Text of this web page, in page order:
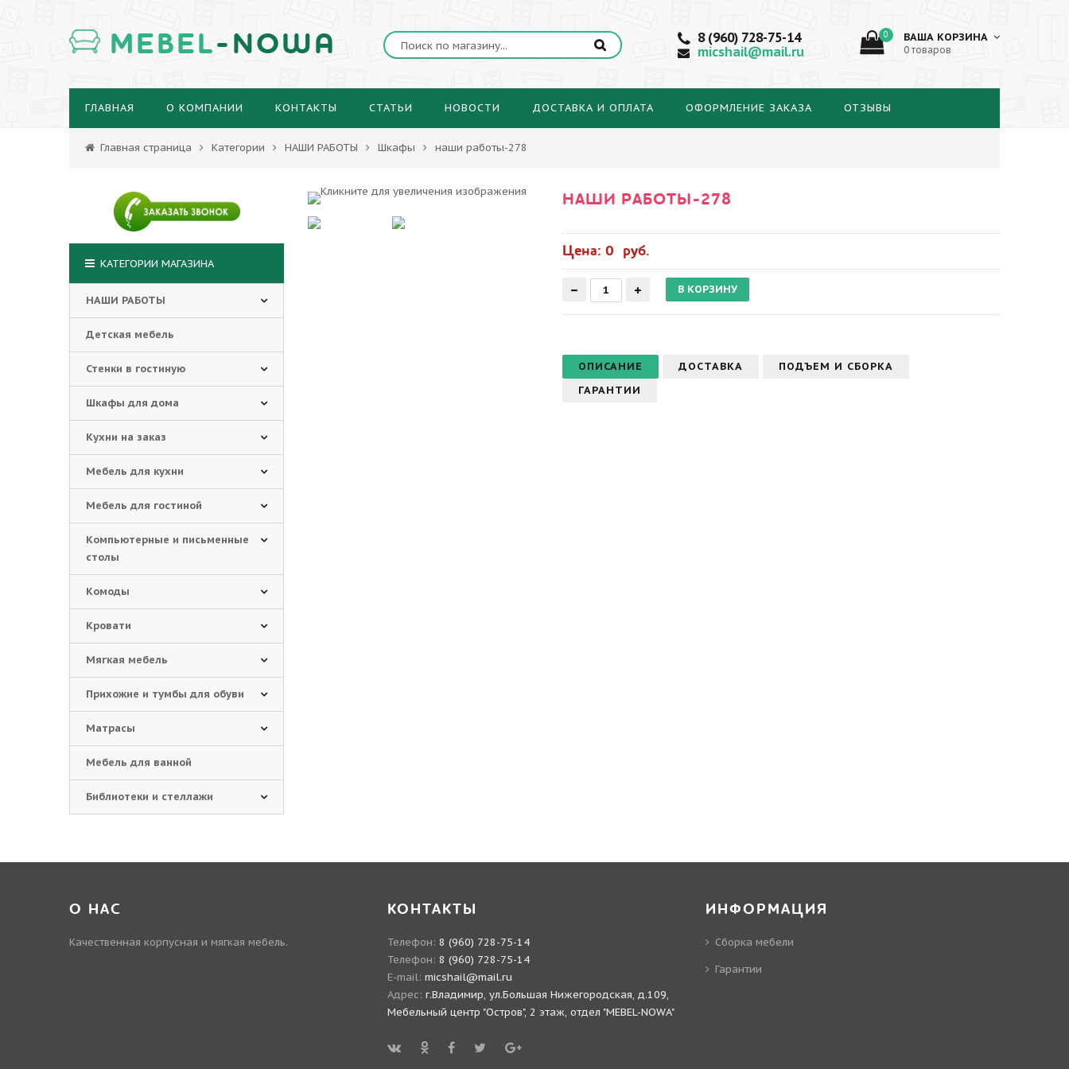
MEBEL-NOWA
8 (960) 728-75-14
micshail@mail.ru
0 ВАША КОРЗИНА
0 товаров
ГЛАВНАЯ О КОМПАНИИ КОНТАКТЫ СТАТЬИ НОВОСТИ ДОСТАВКА И ОПЛАТА ОФОРМЛЕНИЕ ЗАКАЗА ОТЗЫВЫ
Главная страница Категории НАШИ РАБОТЫ Шкафы наши работы-278
НАШИ РАБОТЫ-278
Цена: 0 руб.
ОПИСАНИЕ ДОСТАВКА
ПОДЪЕМ И СБОРКА
ГАРАНТИИ
КАТЕГОРИИ МАГАЗИНА
НАШИ РАБОТЫ
Детская мебель
Стенки в гостиную
Шкафы для дома
Кухни на заказ
Мебель для кухни
Мебель для гостиной
Компьютерные и письменные
столы
Комоды
Кровати
Мягкая мебель
Прихожие и тумбы для обуви
Матрасы
Мебель для ванной
Библиотеки и стеллажи
О НАС
Качественная корпусная и мягкая мебель.
КОНТАКТЫ
Телефон: 8 (960) 728-75-14
Телефон: 8 (960) 728-75-14
E-mail: micshail@mail.ru
Адрес: г.Владимир, ул.Большая Нижегородская, д.109,
Мебельный центр "Остров", 2 этаж, отдел "MEBEL-NOWA"
ИНФОРМАЦИЯ
Сборка мебели
Гарантии